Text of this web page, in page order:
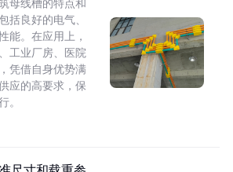
母线槽的特点和
括良好的电气、
能。在应用上，
工业厂房、医院
凭借自身优势满
应的高要求，保
。